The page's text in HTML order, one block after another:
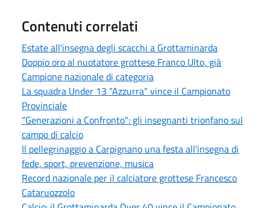
Contenuti correlati
Estate all'insegna degli scacchi a Grottaminarda
Doppio oro al nuotatore grottese Franco Ulto, già
Campione nazionale di categoria
La squadra Under 13 "Azzurra" vince il Campionato
Provinciale
“Generazioni a Confronto": gli insegnanti trionfano sul
campo di calcio
Il pellegrinaggio a Carpignano una festa all'insegna di
fede, sport, prevenzione, musica
Record nazionale per il calciatore grottese Francesco
Cataruozzolo